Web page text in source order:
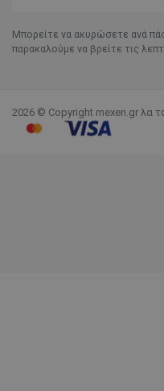
Μπορείτε να ακυρώσετε ανά
παρακαλούμε να βρείτε τις
2026 © Copyright mexen.gr λα